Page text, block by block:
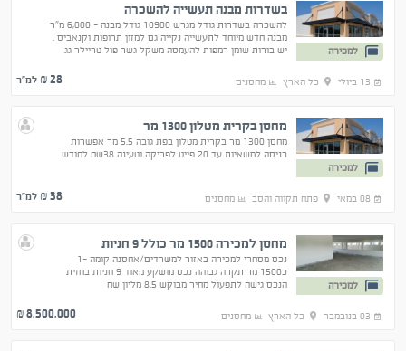
למכירה
בשדרות מבנה תעשייה להשכרה
להשכרה בשדרות גודל מגרש 10900 גודל מבנה - 6,000 מ"ר
מבנה חדש מיוחד לתעשייה נקייה גם למזון תרופות וקנאביס .
יש בורות שומן רמפות להעמסה משקל גשר פול טריילר גג
13 ביולי
כל הארץ מחסנים 28 ₪ למ"ר
למכירה
מחסן בקרית מטלון 1300 מר
מחסן 1300 מר בקרית מטלון בפת גובה 5.5 מר אפשרות
כניסה למשאיות עד 20 פייט לפריקה וטעינה 38שח לחודש
08 במאי פתח תקווה והסב מחסנים 38 ₪ למ"ר
למכירה
מחסן למכירה 1500 מר כולל 9 חניות
נכס מסחרי למכירה באזור למשרדים/אחסנה קומה -1
כ1500 מר תקרה גבוהה נכס מושקע מאוד 9 חניות בחזית
הנכס גישה לתפעול מחיר מבוקש 8.5 מליון שח
03 בנובמבר כל הארץ מחסנים 8,500,000
₪